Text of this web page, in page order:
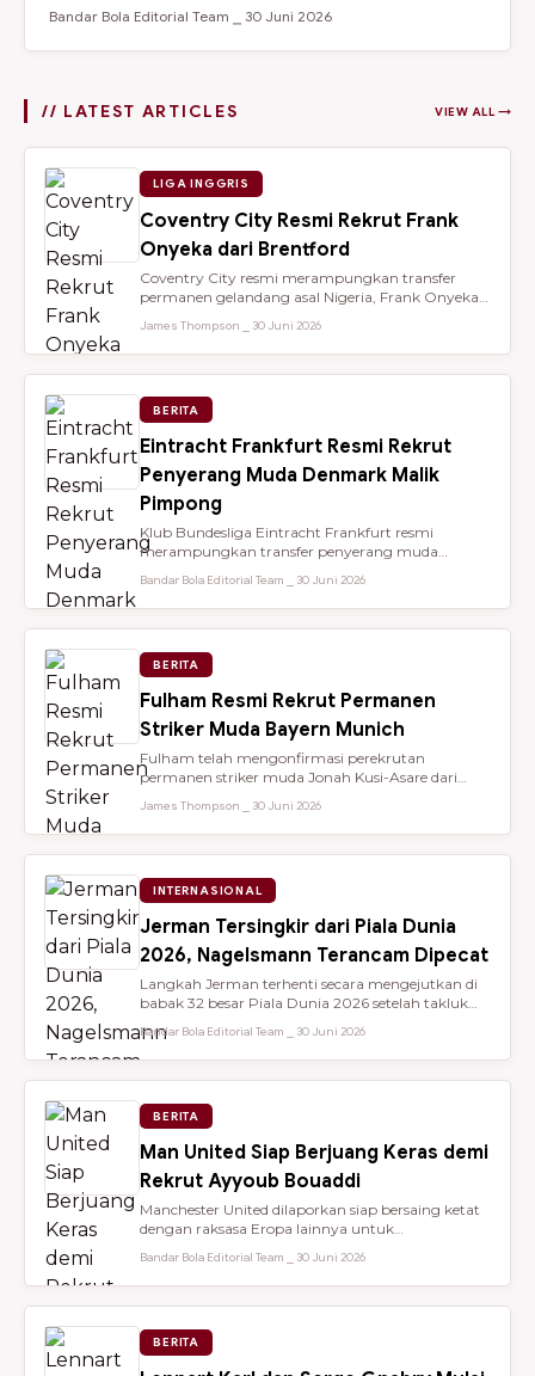
Bandar Bola Editorial Team ⎯ 30 Juni 2026
// LATEST ARTICLES VIEW ALL →
LIGA INGGRIS
Coventry City Resmi Rekrut Frank
Onyeka dari Brentford
Coventry City resmi merampungkan transfer
permanen gelandang asal Nigeria, Frank Onyeka,
James Thompson ⎯ 30 Juni 2026
BERITA
Eintracht Frankfurt Resmi Rekrut
Penyerang Muda Denmark Malik
Pimpong
Klub Bundesliga Eintracht Frankfurt resmi
merampungkan transfer penyerang muda
Bandar Bola Editorial Team ⎯ 30 Juni 2026
BERITA
Fulham Resmi Rekrut Permanen
Striker Muda Bayern Munich
Fulham telah mengonfirmasi perekrutan
permanen striker muda Jonah Kusi-Asare dari
James Thompson ⎯ 30 Juni 2026
INTERNASIONAL
Jerman Tersingkir dari Piala Dunia
2026, Nagelsmann Terancam Dipecat
Langkah Jerman terhenti secara mengejutkan di
babak 32 besar Piala Dunia 2026 setelah takluk
Bandar Bola Editorial Team ⎯ 30 Juni 2026
BERITA
Man United Siap Berjuang Keras demi
Rekrut Ayyoub Bouaddi
Manchester United dilaporkan siap bersaing ketat
dengan raksasa Eropa lainnya untuk
Bandar Bola Editorial Team ⎯ 30 Juni 2026
BERITA